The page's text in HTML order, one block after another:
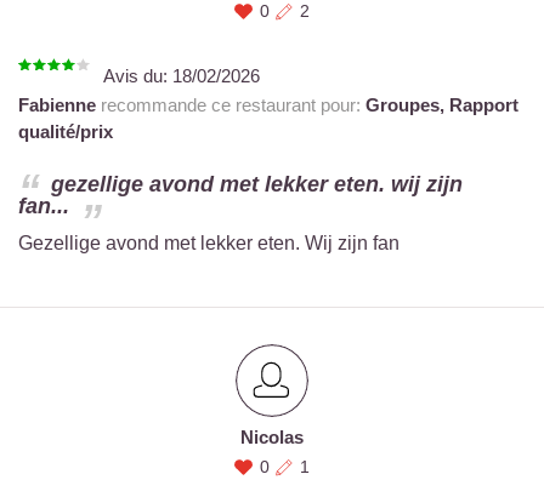
0 2
Avis du: 18/02/2026
Fabienne recommande ce restaurant pour: Groupes, Rapport
qualité/prix
gezellige avond met lekker eten. wij zijn
fan...
Gezellige avond met lekker eten. Wij zijn fan
Nicolas
0 1